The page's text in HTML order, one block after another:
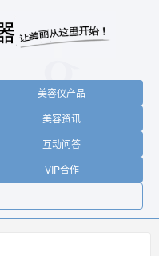
美容仪产品
美容资讯
互动问答
VIP合作